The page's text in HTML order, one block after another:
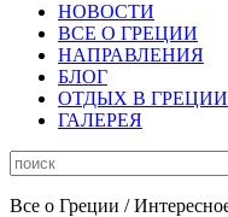
НОВОСТИ
ВСЕ О ГРЕЦИИ
НАПРАВЛЕНИЯ
БЛОГ
ОТДЫХ В ГРЕЦИИ
ГАЛЕРЕЯ
Все о Греции /